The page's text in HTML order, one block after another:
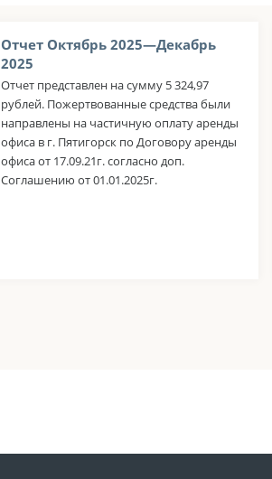
Отчет Октябрь 2025—Декабрь
2025
Отчет представлен на сумму 5 324,97
рублей. Пожертвованные средства были
направлены на частичную оплату аренды
офиса в г. Пятигорск по Договору аренды
офиса от 17.09.21г. согласно доп.
Соглашению от 01.01.2025г.